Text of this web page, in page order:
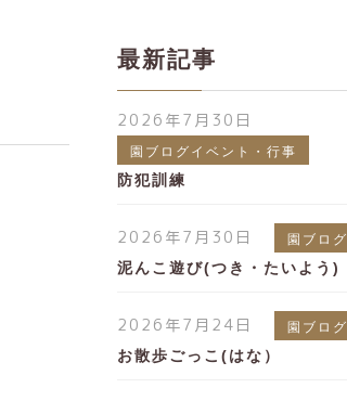
最新記事
2026年7月30日
園ブログイベント・行事
防犯訓練
2026年7月30日 園ブログ
泥んこ遊び(つき・たいよう)
2026年7月24日 園ブログ
お散歩ごっこ(はな）